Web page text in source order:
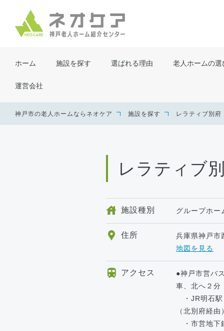
ホーム 施設を探す 選ばれる理由 老人ホームの選
運営会社
神戸市の老人ホームならネオケア 施設を探す レラティブ別府
レラティブ
施設種別 グループホー
住所
兵庫県神戸市
地図を見る
アクセス
●神戸市営バ
車、北へ２分
・JR明石駅
（北別府経由
・市営地下